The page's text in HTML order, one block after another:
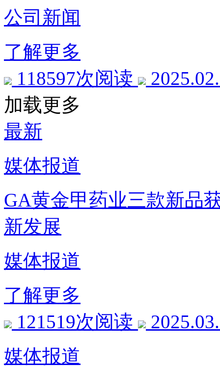
公司新闻
了解更多
118597次阅读
加载更多
最新
媒体报道
GA黄金甲药业三款新品
新发展
媒体报道
了解更多
121519次阅读
媒体报道